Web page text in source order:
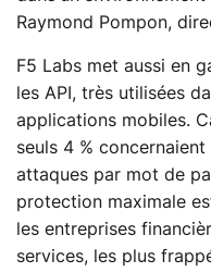
Raymond Pompon,
F5 Labs met aussi en
les API, très utilisées
applications mobiles.
seuls 4 %
attaques par mot de
protection maximale
les entreprises
services, les plus